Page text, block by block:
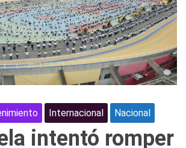
Internacional Nacional
intentó romper